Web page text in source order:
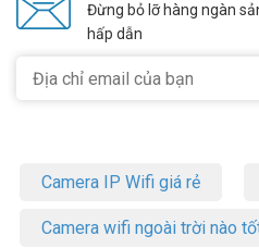
Đừng bỏ lỡ hàng ngàn
hấp dẫn
Camera IP Wifi giá rẻ
Camera wifi ngoài trời nào